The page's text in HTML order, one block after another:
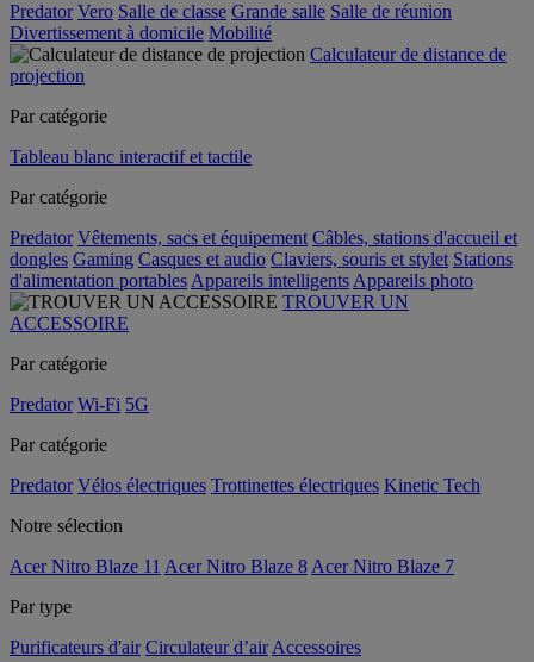
Predator Vero Salle de classe Grande salle Salle de réunion
Divertissement à domicile Mobilité
Calculateur de distance de
projection
Par catégorie
Tableau blanc interactif et tactile
Par catégorie
Predator Vêtements, sacs et équipement Câbles, stations d'accueil et
dongles Gaming Casques et audio Claviers, souris et stylet Stations
d'alimentation portables Appareils intelligents Appareils photo
TROUVER UN
ACCESSOIRE
Par catégorie
Predator Wi-Fi 5G
Par catégorie
Predator Vélos électriques Trottinettes électriques Kinetic Tech
Notre sélection
Acer Nitro Blaze 11 Acer Nitro Blaze 8 Acer Nitro Blaze 7
Par type
Purificateurs d'air Circulateur d’air Accessoires